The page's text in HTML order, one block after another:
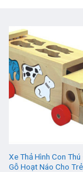
Xe Thả Hình Con
Gỗ Hoạt Náo Cho Trẻ